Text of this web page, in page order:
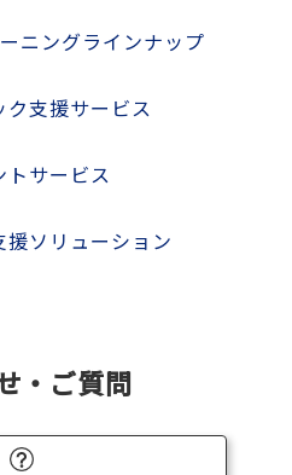
ニングラインナップ
ク支援サービス
トサービス
援ソリューション
・ご質問